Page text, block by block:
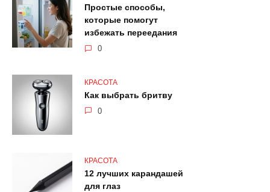
Простые способы,
которые помогут
избежать переедания
0
КРАСОТА
Как выбрать бритву
0
КРАСОТА
12 лучших карандашей
для глаз